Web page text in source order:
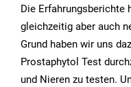
Die Erfahrungsberichte
gleichzeitig aber auch
Grund haben wir uns
Prostaphytol Test
und Nieren zu testen.